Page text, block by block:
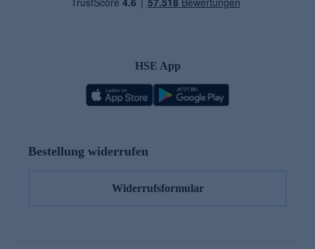
HSE App
Bestellung widerrufen
Widerrufsformular